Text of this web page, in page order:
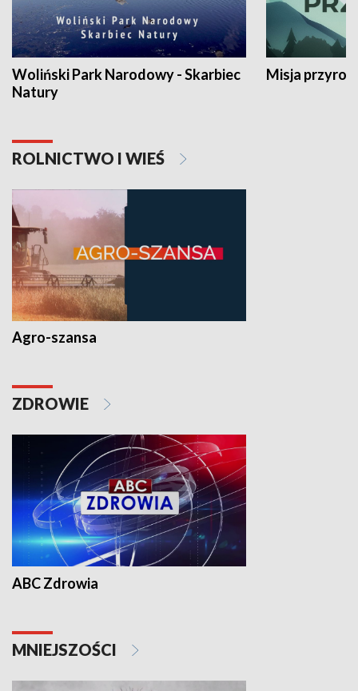
Woliński Park Narodowy - Skarbiec
Natury
Misja
ROLNICTWO I WIEŚ
Agro-szansa
ZDROWIE
ABC Zdrowia
MNIEJSZOŚCI